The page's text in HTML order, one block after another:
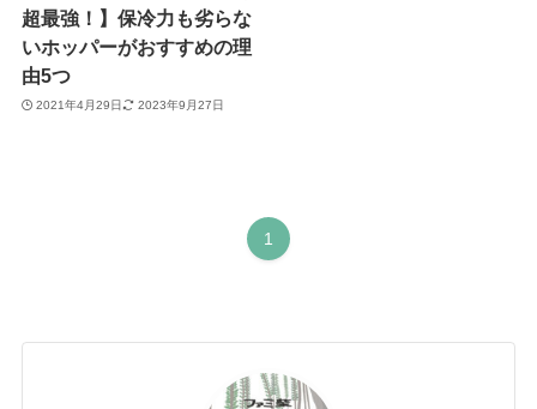
超最強！】保冷力も劣らな
いホッパーがおすすめの理
由5つ
2021年4月29日 2023年9月27日
1